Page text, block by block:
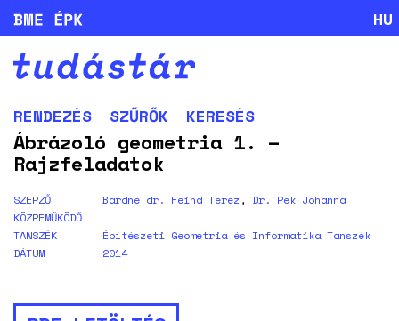
HU
RENDEZÉS SZŰRŐK KERESÉS
Ábrázoló geometria 1. –
Rajzfeladatok
SZERZŐ Bárdné dr. Feind Teréz , Dr. Pék Johanna
KÖZREMŰKÖDŐ
TANSZÉK
Építészeti Geometria és Informatika Tanszék
DÁTUM
2014